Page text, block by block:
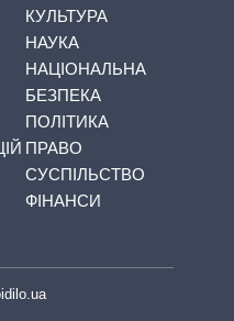
КУЛЬТУРА
НАУКА
НАЦІОНАЛЬНА
БЕЗПЕКА
ПОЛІТИКА
ПРАВО
СУСПІЛЬСТВО
ФІНАНСИ